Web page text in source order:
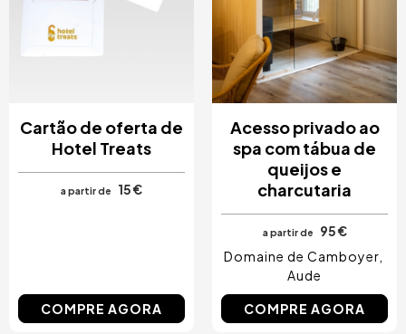
Cartão de oferta de
Hotel Treats
a partir de 15 €
COMPRE AGORA
Acesso privado ao
spa com tábua de
queijos e
charcutaria
a partir de
95 €
Domaine de Camboyer
Aude
COMPRE AGORA